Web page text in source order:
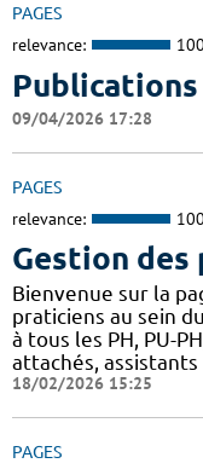
PAGES
relevance:
Publications
09/04/2026 17:28
PAGES
relevance:
Gestion des
Bienvenue sur la
praticiens au sein
à tous les PH, PU-
attachés,
18/02/2026 15:25
PAGES